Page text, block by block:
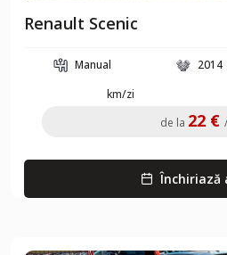
Renault Scenic
Manual 2014
km/zi
de la 22 €
Închiriază